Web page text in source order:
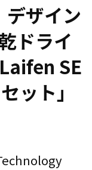
デザイン
ドライ
SE
ット」